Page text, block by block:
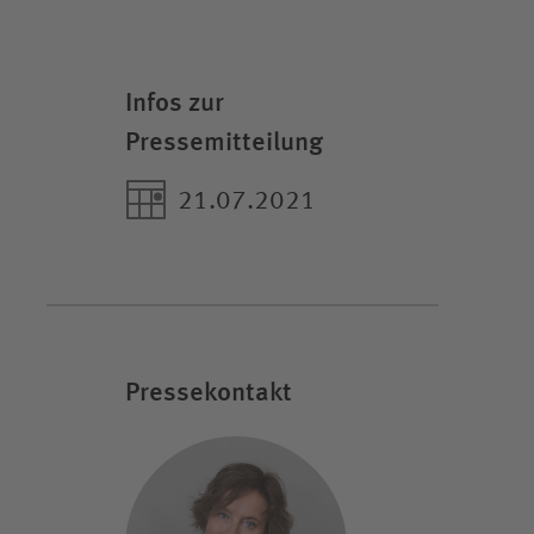
Infos zur
Pressemitteilung
21.07.2021
Pressekontakt